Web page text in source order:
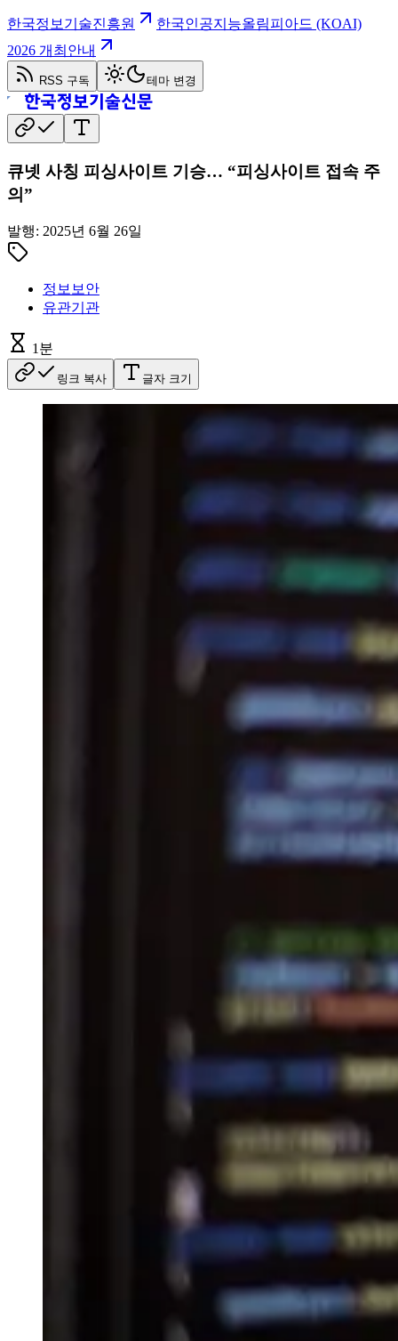
한국정보기술진흥원
한국인공지능올림피아드 (KOAI)
2026 개최안내
RSS 구독 테마 변경
큐넷 사칭 피싱사이트 기승… “피싱사이트 접속 주
의”
발행: 2025년 6월 26일
정보보안
유관기관
1분
링크 복사 글자 크기